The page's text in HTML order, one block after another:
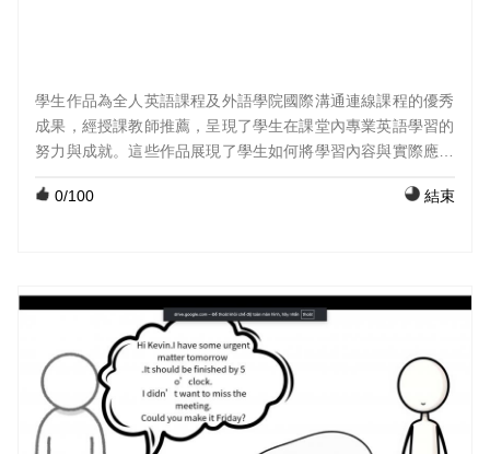
學生作品為全人英語課程及外語學院國際溝通連線課程的優秀
成果，經授課教師推薦，呈現了學生在課堂內專業英語學習的
努力與成就。這些作品展現了學生如何將學習內容與實際應用
語文(初級英文)，組員：黃思涵, 邱士紘, 吳佳甯, 施惟馨
0/100 結束